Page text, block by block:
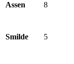
Assen 8
Smilde 5